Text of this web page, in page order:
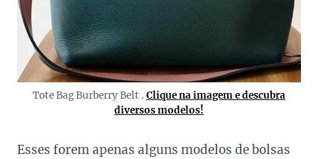
Tote Bag Burberry Belt . Clique na imagem e descubra
diversos modelos!
Esses forem apenas alguns modelos de bolsas